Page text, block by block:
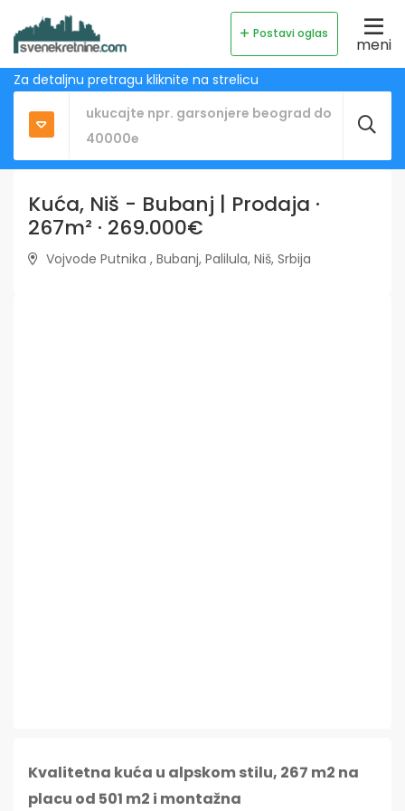
Postavi oglas
meni
Za detaljnu pretragu kliknite na strelicu
Kuća, Niš - Bubanj | Prodaja ·
267m² · 269.000€
Vojvode Putnika , Bubanj, Palilula, Niš, Srbija
Kvalitetna kuća u alpskom stilu, 267 m2 na
placu od 501 m2 i montažna